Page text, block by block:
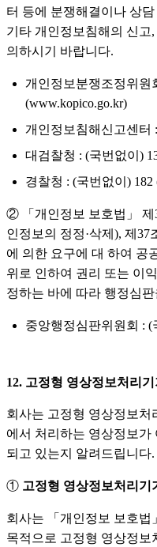
터 등에 분쟁해결이나 상
기타 개인정보침해의 신고
의하시기 바랍니다.
개인정보분쟁조정위원
(www.kopico.go.kr)
개인정보침해신고센터
대검찰청 : (국번없이)
경찰청 : (국번없이) 182
② 「개인정보 보호법」 제
인정보의 정정·삭제), 제
에 의한 요구에 대 하여 공
위로 인하여 권리 또는 이
정하는 바에 따라 행정심
중앙행정심판위원회 : (
12. 고정형 영상정보처리기
회사는 고정형 영상정보처
에서 처리하는 영상정보가
되고 있는지 알려드립니다.
① 고정형 영상정보처리기
회사는 「개인정보 보호법
목적으로 고정형 영상정보